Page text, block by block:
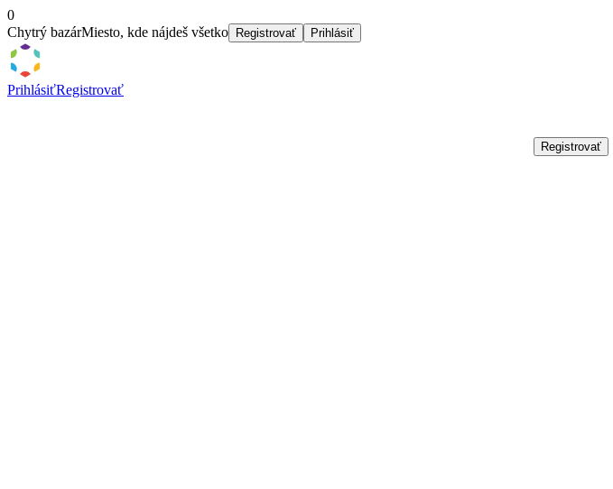
0
Chytrý bazárMiesto, kde nájdeš všetko Registrovať Prihlásiť
PrihlásiťRegistrovať
Registrovať